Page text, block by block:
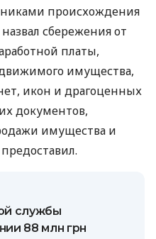
происхождения
сбережения от
платы,
имущества,
икон и драгоценных
документов,
имущества и
службы
88 млн грн